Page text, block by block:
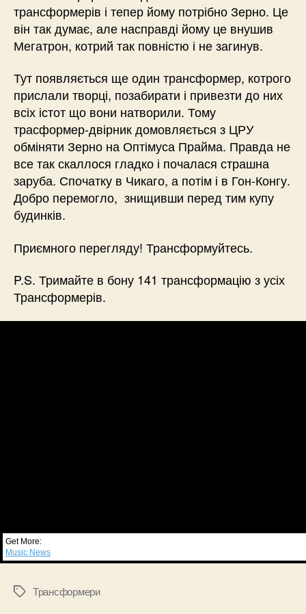
трансформерів і тепер йому потрібно Зерно. Це
він так думає, але насправді йому це внушив
Мегатрон, котрий так повністю і не загинув.
Тут появляється ще один трансформер, котрого
прислали творці, позабирати і привезти до них
всіх істот що вони натворили. Тому
трасформер-двірник домовляється з ЦРУ
обміняти Зерно на Оптімуса Прайма. Правда не
все так скаллося гладко і почалася страшна
заруба. Спочатку в Чикаго, а потім і в Гон-Конгу.
Добро перемогло, знищивши перед тим купу
будинків.
Приємного перегляду! Трансформуйтесь.
P.S. Тримайте в бону 141 трансформацію з усіх
Трансформерів.
Get More:
Music News
Позначки
Трансформери